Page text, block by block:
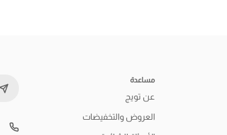
مساعدة
عن تويج
العروض والتخفيضات